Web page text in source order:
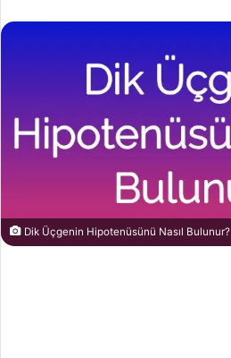
Dik Üçgenin Hipotenüsünü Nasıl Bulunur?